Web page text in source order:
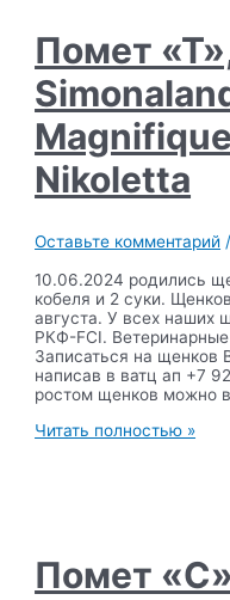
Meute
Fiction
Помет
Nikoletta
Оставьте комментарий /
10.06.2024 родились
кобеля и 2 суки.
августа. У всех наших
РКФ-FCI.
Записаться на щенков
написав в ватц ап +7
ростом щенков можно
Помет
Magnifique
Meute
Читать полностью »
Помет